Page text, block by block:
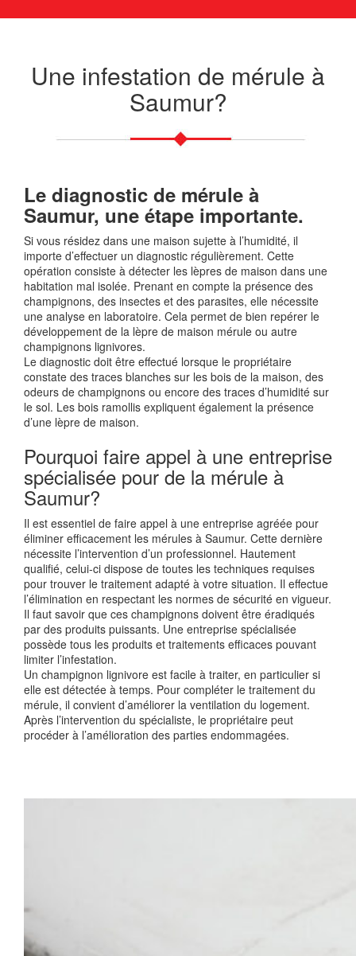
Une infestation de mérule à
Saumur?
Le diagnostic de mérule à
Saumur, une étape importante.
Si vous résidez dans une maison sujette à l’humidité, il
importe d’effectuer un diagnostic régulièrement. Cette
opération consiste à détecter les lèpres de maison dans une
habitation mal isolée. Prenant en compte la présence des
champignons, des insectes et des parasites, elle nécessite
une analyse en laboratoire. Cela permet de bien repérer le
développement de la lèpre de maison mérule ou autre
champignons lignivores.
Le diagnostic doit être effectué lorsque le propriétaire
constate des traces blanches sur les bois de la maison, des
odeurs de champignons ou encore des traces d’humidité sur
le sol. Les bois ramollis expliquent également la présence
d’une lèpre de maison.
Pourquoi faire appel à une entreprise
spécialisée pour de la mérule à
Saumur?
Il est essentiel de faire appel à une entreprise agréée pour
éliminer efficacement les mérules à Saumur. Cette dernière
nécessite l’intervention d’un professionnel. Hautement
qualifié, celui-ci dispose de toutes les techniques requises
pour trouver le traitement adapté à votre situation. Il effectue
l’élimination en respectant les normes de sécurité en vigueur.
Il faut savoir que ces champignons doivent être éradiqués
par des produits puissants. Une entreprise spécialisée
possède tous les produits et traitements efficaces pouvant
limiter l’infestation.
Un champignon lignivore est facile à traiter, en particulier si
elle est détectée à temps. Pour compléter le traitement du
mérule, il convient d’améliorer la ventilation du logement.
Après l’intervention du spécialiste, le propriétaire peut
procéder à l’amélioration des parties endommagées.